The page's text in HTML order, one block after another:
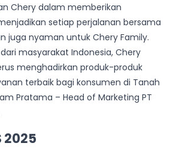
Chery dalam memberikan
setiap perjalanan bersama
juga nyaman untuk Chery Family.
masyarakat Indonesia, Chery
menghadirkan produk-produk
terbaik bagi konsumen di Tanah
Pratama – Head of Marketing PT
2025